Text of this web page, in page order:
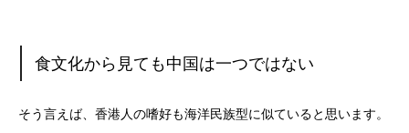
食文化から見ても中国は一つではない
そう言えば、香港人の嗜好も海洋民族型に似ていると思います。